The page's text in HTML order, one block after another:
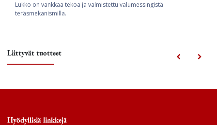
Lukko on vankkaa tekoa ja valmistettu valumessingistä
teräsmekanismilla.
Liittyvät tuotteet
Hyödyllisiä linkkejä